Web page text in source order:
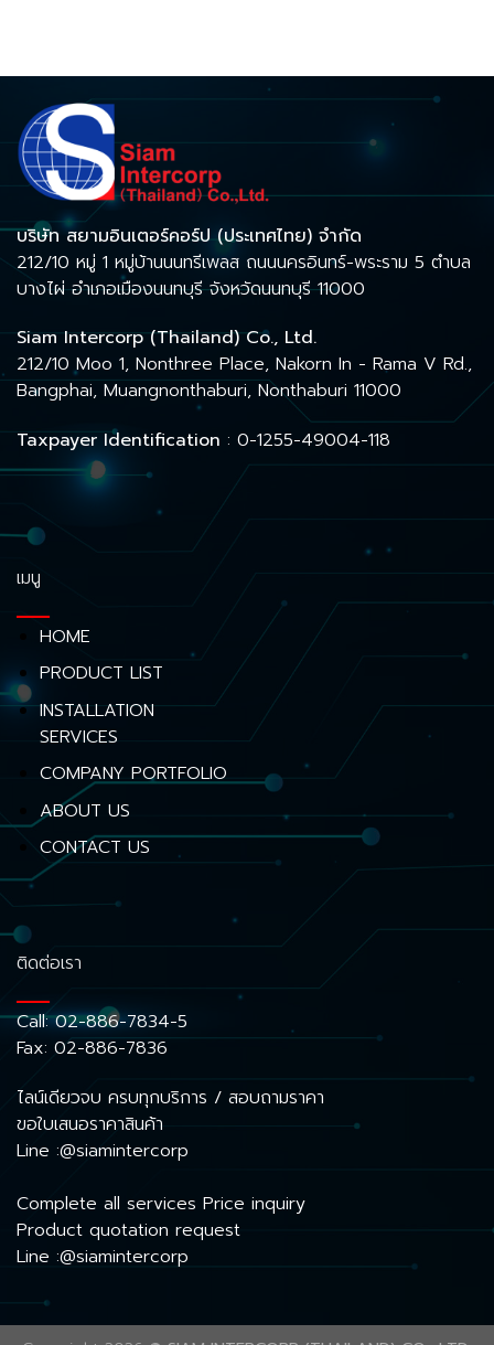
บริษัท สยามอินเตอร์คอร์ป (ประเทศไทย) จำกัด
212/10 หมู่ 1 หมู่บ้านนนทรีเพลส ถนนนครอินทร์-พระราม 5 ตำบล
บางไผ่ อำเภอเมืองนนทบุรี จังหวัดนนทบุรี 11000
Siam Intercorp (Thailand) Co., Ltd.
212/10 Moo 1, Nonthree Place, Nakorn In - Rama V Rd.,
Bangphai, Muangnonthaburi, Nonthaburi 11000
Taxpayer Identification : 0-1255-49004-118
เมนู
HOME
PRODUCT LIST
INSTALLATION
SERVICES
COMPANY PORTFOLIO
ABOUT US
CONTACT US
ติดต่อเรา
Call:02-886-7834-5
Fax: 02-886-7836
ไลน์เดียวจบ ครบทุกบริการ / สอบถามราคา
ขอใบเสนอราคาสินค้า
Line :@siamintercorp
Complete all services Price inquiry
Product quotation request
Line :@siamintercorp